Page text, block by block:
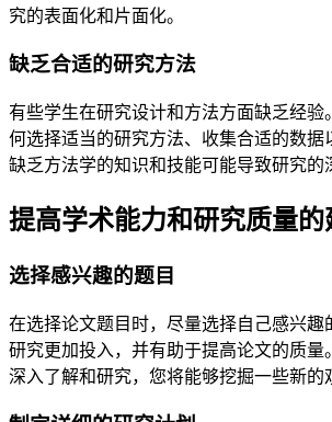
究的表面化和片面化。
缺乏合适的研究方法
有些学生在研究设计和方法方面缺乏经验
何选择适当的研究方法、收集合适的数据
缺乏方法学的知识和技能可能导致研究的
提高学术能力和研究质量的
选择感兴趣的题目
在选择论文题目时，尽量选择自己感兴趣
研究更加投入，并有助于提高论文的质量
深入了解和研究，您将能够挖掘一些新的